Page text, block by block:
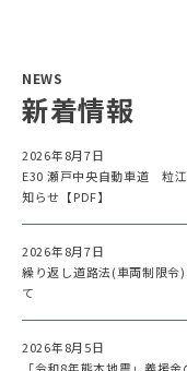
NEWS
新着情報
2026年8月7日
E30 瀬戸中央自動車道 粒
知らせ【PDF】
2026年8月7日
繰り返し道路法(車両制限令
て
2026年8月5日
「令和8年熊本地震」義援